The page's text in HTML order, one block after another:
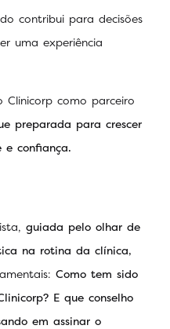
contribui para decisões
uma experiência
como parceiro
preparada para crescer
e confiança.
guiada pelo olhar de
na rotina da clínica,
Como tem sido
E que conselho
em assinar o